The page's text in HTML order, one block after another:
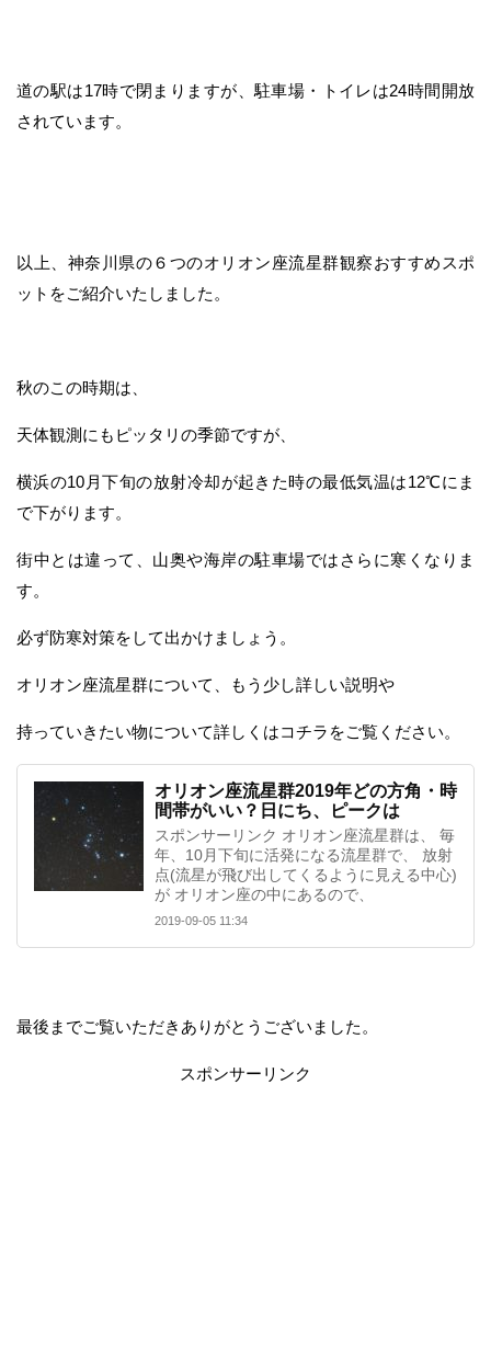
道の駅は17時で閉まりますが、駐車場・トイレは24時間開放
されています。
以上、神奈川県の６つのオリオン座流星群観察おすすめスポ
ットをご紹介いたしました。
秋のこの時期は、
天体観測にもピッタリの季節ですが、
横浜の10月下旬の放射冷却が起きた時の最低気温は12℃にま
で下がります。
街中とは違って、山奥や海岸の駐車場ではさらに寒くなりま
す。
必ず防寒対策をして出かけましょう。
オリオン座流星群について、もう少し詳しい説明や
持っていきたい物について詳しくはコチラをご覧ください。
オリオン座流星群2019年どの方角・時
間帯がいい？日にち、ピークは
スポンサーリンク オリオン座流星群は、 毎
年、10月下旬に活発になる流星群で、 放射
点(流星が飛び出してくるように見える中心)
が オリオン座の中にあるので、
2019-09-05 11:34
最後までご覧いただきありがとうございました。
スポンサーリンク